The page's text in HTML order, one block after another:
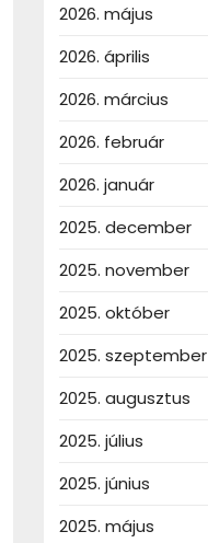
2026. május
2026. április
2026. március
2026. február
2026. január
2025. december
2025. november
2025. október
2025. szeptember
2025. augusztus
2025. július
2025. június
2025. május